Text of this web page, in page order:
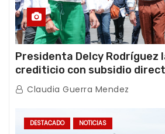
Presidenta Delcy Rodríguez
crediticio con subsidio
con Juntas de Condominio
Claudia Guerra Mendez
DESTACADO NOTICIAS